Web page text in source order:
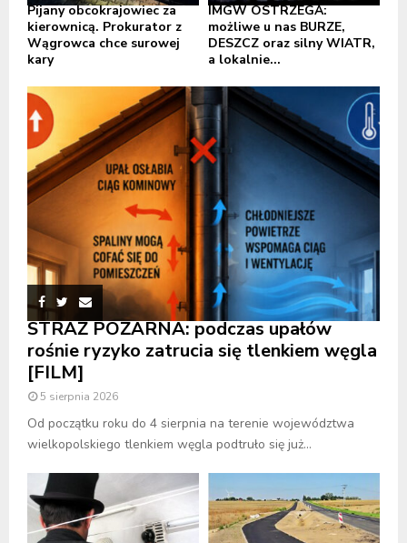
Pijany obcokrajowiec za
kierownicą. Prokurator z
Wągrowca chce surowej
kary
IMGW OSTRZEGA:
możliwe u nas BURZE,
DESZCZ oraz silny WIATR,
a lokalnie...
STRAŻ POŻARNA: podczas upałów
rośnie ryzyko zatrucia się tlenkiem węgla
[FILM]
5 sierpnia 2026
Od początku roku do 4 sierpnia na terenie województwa
wielkopolskiego tlenkiem węgla podtruło się już...